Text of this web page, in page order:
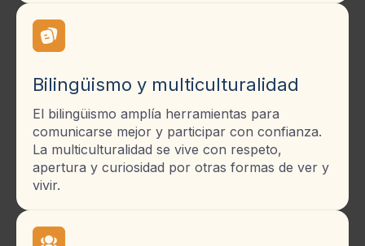
Bilingüismo y multiculturalidad
El bilingüismo amplía herramientas para
comunicarse mejor y participar con confianza.
La multiculturalidad se vive con respeto,
apertura y curiosidad por otras formas de ver y
vivir.